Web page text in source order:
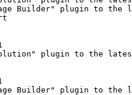
Builder" plugin to the
plugin to the
Builder" plugin to the